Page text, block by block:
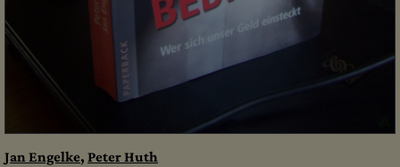
Jan Engelke, Peter Huth